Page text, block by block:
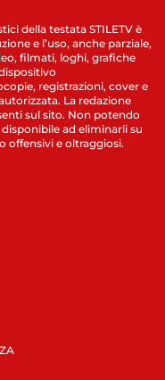
della testata STILETV è
e l’uso, anche parziale,
filmati, loghi, grafiche
registrazioni, cover e
La redazione
sul sito. Non potendo
ad eliminarli su
offensivi e oltraggiosi.